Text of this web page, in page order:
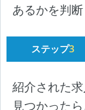
あるかを判断
ステップ3
紹介された
見つかった